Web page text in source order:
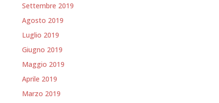
Settembre 2019
Agosto 2019
Luglio 2019
Giugno 2019
Maggio 2019
Aprile 2019
Marzo 2019